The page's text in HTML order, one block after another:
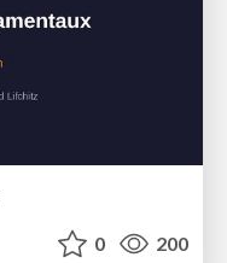
0 200